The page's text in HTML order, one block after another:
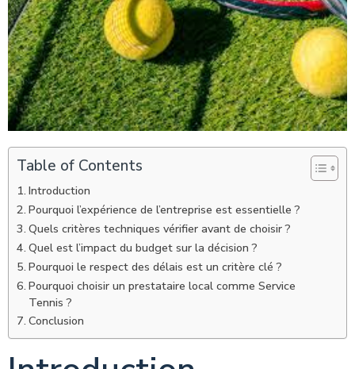
Table of Contents
Introduction
Pourquoi l’expérience de l’entreprise est essentielle ?
Quels critères techniques vérifier avant de choisir ?
Quel est l’impact du budget sur la décision ?
Pourquoi le respect des délais est un critère clé ?
Pourquoi choisir un prestataire local comme Service
Tennis ?
Conclusion